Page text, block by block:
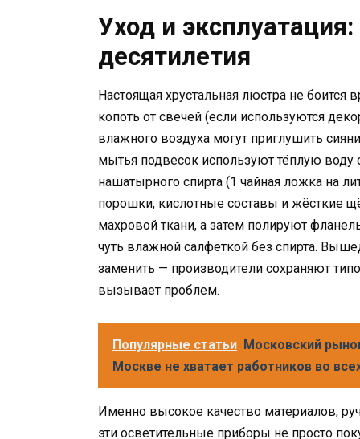
Уход и
десятилетия
Настоящая хрустальная люстра не
копоть от свечей (если используются
влажного воздуха могут приглушить
мытья подвесок используют тёплую
нашатырного спирта (1 чайная ложка на
порошки, кислотные составы и жёсткие
махровой ткани, а затем полируют
чуть влажной салфеткой без спирта.
заменить — производители сохраняют
вызывает проблем.
Популярные статьи Московский
Москве не хватает работников во
Именно высокое качество материалов,
эти осветительные приборы не просто